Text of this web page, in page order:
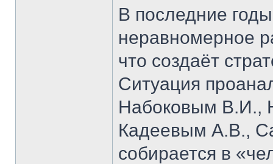
В последние
неравномерное
что создаёт
Ситуация
Набоковым В.И.,
Кадеевым А.В.,
собирается в